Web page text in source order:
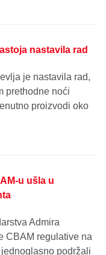
nastavila rad
je nastavila rad,
prethodne noći
proizvodi oko
u ušla u
Admira
CBAM regulative na
podržali